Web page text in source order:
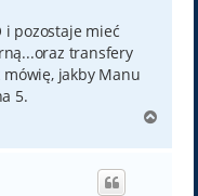
pozostaje mieć
transfery
mówię, jakby Manu
5.
g